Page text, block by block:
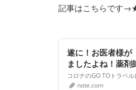
記事はこちらで
遂に！お医者様が
ましたよね！薬
ッキー先生｜note
note.com